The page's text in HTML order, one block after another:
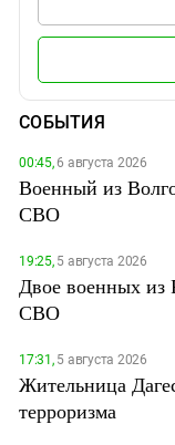
СОБЫТИЯ
00:45,6 августа 2026
Военный из
СВО
19:25,5 августа 2026
Двое военных из
СВО
17:31,5 августа 2026
Жительница
терроризма